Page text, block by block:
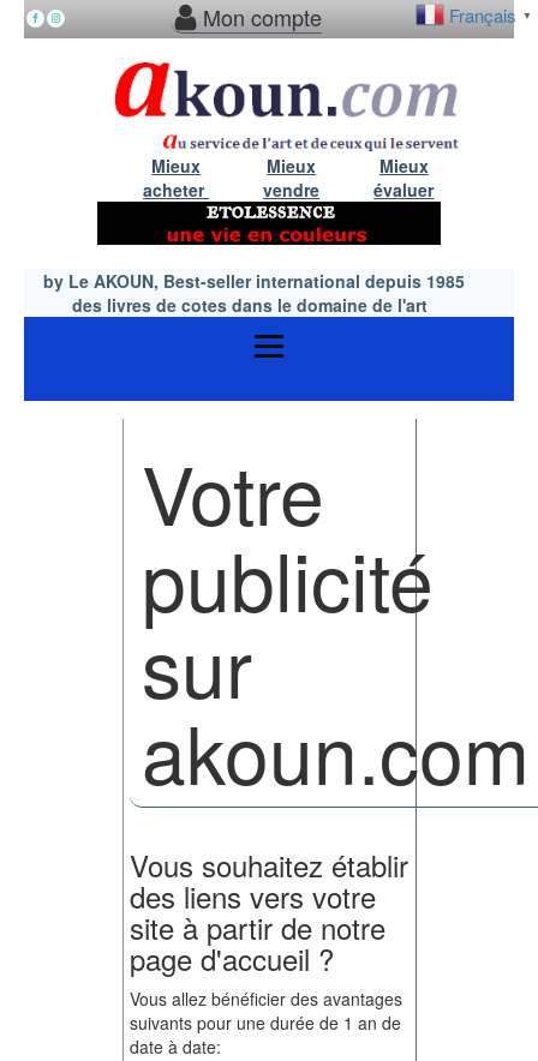
Français ▼
Mon compte
Mieux
acheter
Mieux
vendre
Mieux
évaluer
by Le AKOUN, Best-seller international depuis 1985
des livres de cotes dans le domaine de l'art
Votre
publicité
sur
akoun.com
Vous souhaitez établir
des liens vers votre
site à partir de notre
page d'accueil ?
Vous allez bénéficier des avantages
suivants pour une durée de 1 an de
date à date: